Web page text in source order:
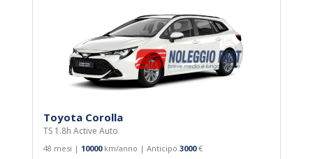
Toyota Corolla
TS 1.8h Active Auto
48 mesi | 10000km/anno | Anticipo 3000€